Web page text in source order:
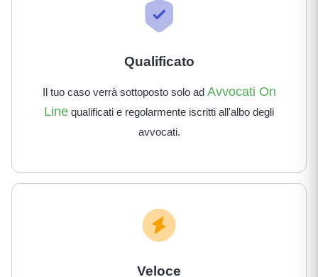
Qualificato
Il tuo caso verrà sottoposto solo ad Avvocati On
Line qualificati e regolarmente iscritti all'albo degli
avvocati.
Veloce